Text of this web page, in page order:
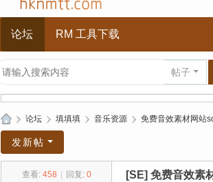
论坛 RM 工具下载
帖子
上
» 论坛 › 填填填 › 音乐资源 › 免费音效素材网站
发新帖
查看: 458 回复: 0 [SE] 免费音效素